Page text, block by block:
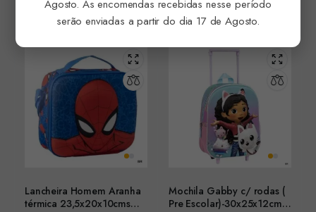
Encomendar
Encomendar
Lancheira Homem Aranha
térmica 23,5x20x10cms
Mochila Gabby c/ rodas (
Pre Escolar)-30x25x12cms
Agosto. As encomendas recebidas nesse período
serão enviadas a partir do dia 17 de Agosto.